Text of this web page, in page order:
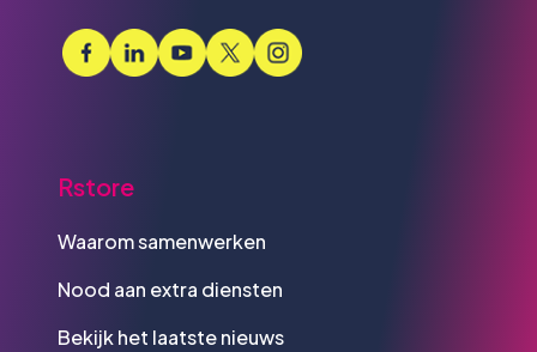
Rstore
Waarom samenwerken
Nood aan extra diensten
Bekijk het laatste nieuws